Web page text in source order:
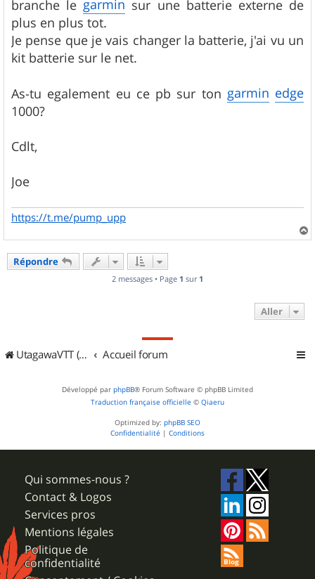
branche legarmin sur une batterie externe de
plus en plus tot.
Je pense que je vais changer la batterie, j'ai vu un
kit batterie sur le net.
As-tu egalement eu ce pb sur ton garmin edge
1000?
Cdlt,
Joe
https://t.me/pump_upp
a
Répondre
2 messages • Page 1 sur 1
Aller
UtagawaVTT (Randos VTT et VTTAE avec traces GPS) Accueil forum
Développé par phpBB® Forum Software © phpBB Limited
Traduction française officielle © Qiaeru
Optimized by: phpBB SEO
Confidentialité | Conditions
Qui sommes-nous ?
Contact & Logos
Services pros
Mentions légales
Politique de
confidentialité